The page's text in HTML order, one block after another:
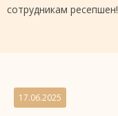
сотрудникам ресепшен!
17.06.2025